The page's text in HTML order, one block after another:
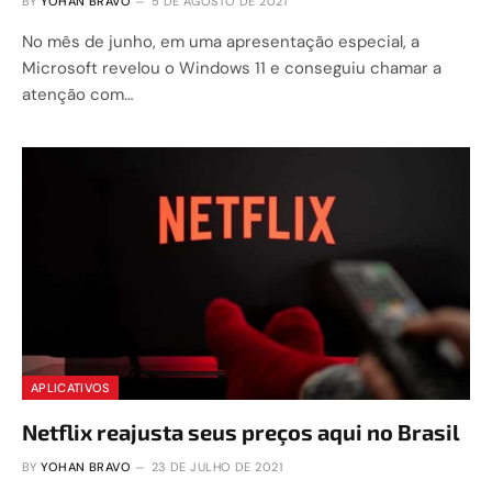
No mês de junho, em uma apresentação especial, a
Microsoft revelou o Windows 11 e conseguiu chamar a
atenção com…
APLICATIVOS
Netflix reajusta seus preços aqui no Brasil
BY YOHAN BRAVO 23 DE JULHO DE 2021